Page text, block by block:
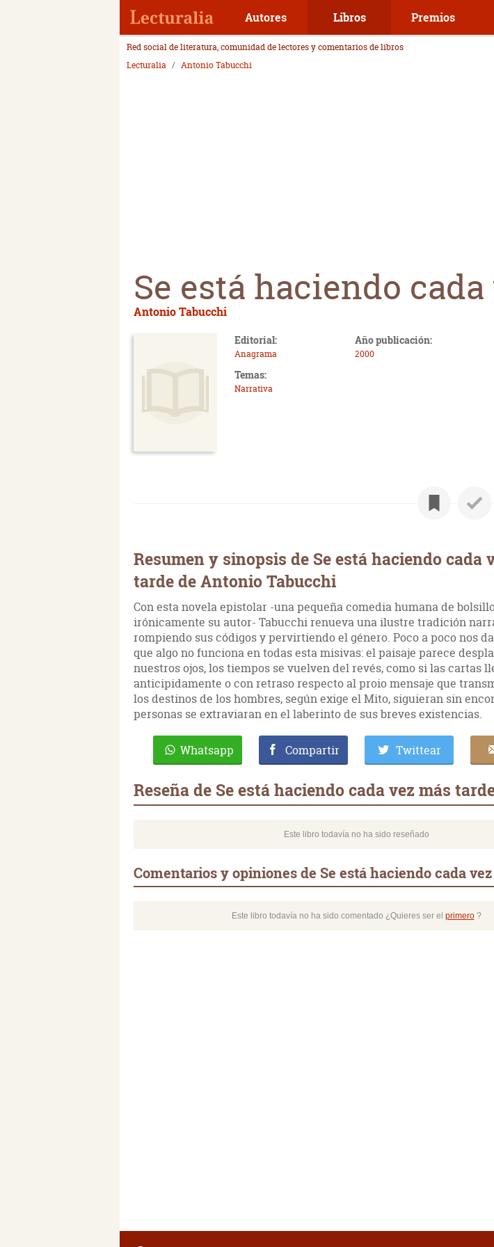
Autores Libros Premios
Red social de literatura, comunidad de lectores y comentarios de libros
Lecturalia
Antonio Tabucchi
Se está haciendo
Antonio Tabucchi
Editorial:
Anagrama
Año publicación:
2000
Temas:
Narrativa
Resumen y sinopsis de Se está haciendo cada
tarde de Antonio Tabucchi
Con esta novela epistolar -una pequeña comedia humana de
irónicamente su autor- Tabucchi renueva una ilustre tradición
rompiendo sus códigos y pervirtiendo el género. Poco a poco nos
que algo no funciona en todas esta misivas: el paisaje parece
nuestros ojos, los tiempos se vuelven del revés, como si las cartas
anticipidamente o con retraso respecto al proio mensaje que
los destinos de los hombres, según exige el Mito, siguieran sin
personas se extraviaran en el laberinto de sus breves existencias.
Whatsapp Compartir Twittear
Reseña de Se está haciendo cada vez más
Este libro todavía no ha sido reseñado
Comentarios y opiniones de Se está haciendo cada
Este libro todavía no ha sido comentado ¿Quieres ser el primero?